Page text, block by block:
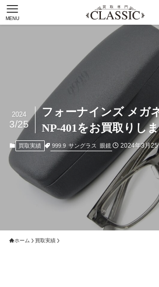
MENU
フォーナインズ メガ
NP-401をお買取りしま
2024
3/25
買取実績 999.9 サングラス 眼鏡 2024年3月
ホーム 買取実績